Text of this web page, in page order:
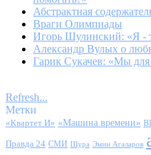
Абстрактная
Враги Олимпиады
Игорь Шулинский: «Я -
Александр Вулых о
Гарик Сукачев: «Мы
Refresh...
Метки
«Квартет И» «Машина времени»
Правда 24 СМИ Шура Эмин Агаларов